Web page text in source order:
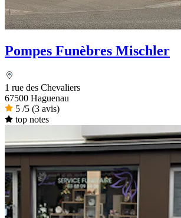
Pompes Funèbres Mischler
1 rue des Chevaliers
67500 Haguenau
5 /5 (3 avis)
top notes